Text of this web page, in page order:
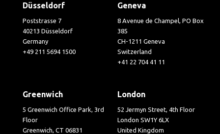
Düsseldorf
Poststrasse 7
40213 Düsseldorf
Germany
+49 211 5694 1500
Geneva
8 Avenue de Champel, PO Box
385
CH-1211 Geneva
Switzerland
+41 22 704 41 11
Greenwich
5 Greenwich Office Park, 3rd
Floor
Greenwich, CT 06831
London
52 Jermyn Street, 4th Floor
London SW1Y 6LX
United Kingdom